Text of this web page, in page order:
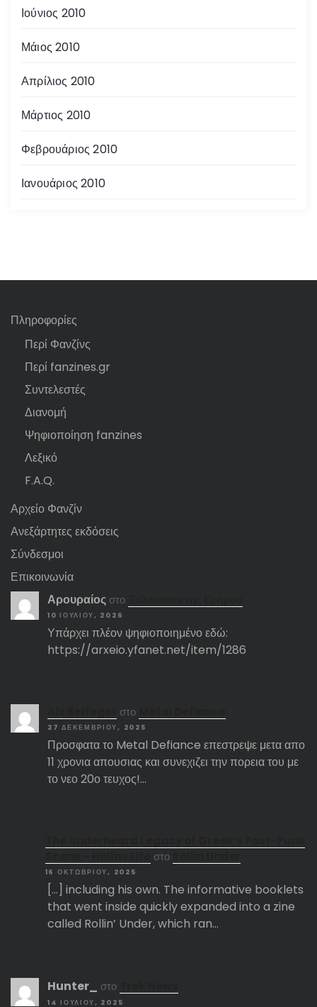
Ιούνιος 2010
Μάιος 2010
Απρίλιος 2010
Μάρτιος 2010
Φεβρουάριος 2010
Ιανουάριος 2010
Πληροφορίες
Περί Φανζίνς
Περί fanzines.gr
Συντελεστές
Διανομή
Ψηφιοποίηση fanzines
Λεξικό
F.A.Q.
Αρχείο Φανζίν
Ανεξάρτητες εκδόσεις
Σύνδεσμοι
Επικοινωνία
Αρουραίος στο
10 ΙΟΥΛΊΟΥ, 2026
Υπάρχει πλέον ψηφιοποιημένο εδώ:
https://arxeio.yfanet.net/item/1286
στο
27 ΔΕΚΕΜΒΡΊΟΥ, 2025
Προσφατα το Metal Defiance επεστρεψε μετα απο
11 χρονια απουσιας και συνεχιζει την πορεια του με
το νεο 20ο τευχος!…
στο
16 ΟΚΤΩΒΡΊΟΥ, 2025
[…] including his own. The informative booklets
that went inside quickly expanded into a zine
called Rollin’ Under, which ran…
Hunter_ στο
14 ΙΟΥΛΊΟΥ, 2025